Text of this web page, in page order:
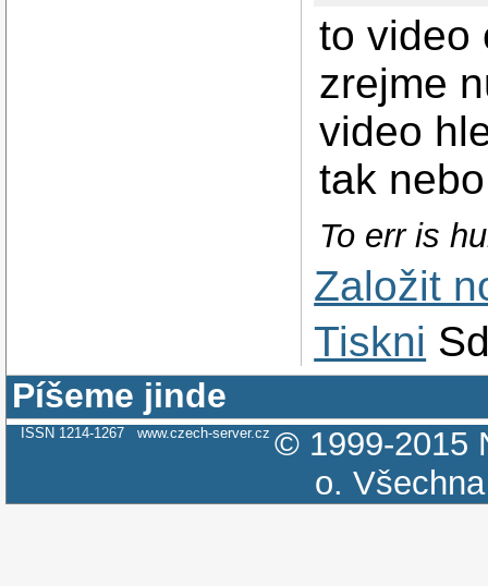
to video
zrejme
video
tak
To err is
Založit
Tiskni
Píšeme jinde
ISSN 1214-1267 www.czech-server.cz © 1999-2015
o.